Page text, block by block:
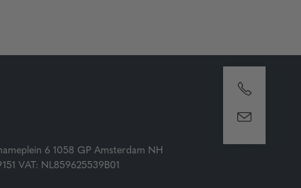
6 1058 GP Amsterdam NH
VAT: NL859625539B01